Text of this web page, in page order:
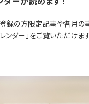
登録の方限定記事や各月の
ダー」をご覧いただけます